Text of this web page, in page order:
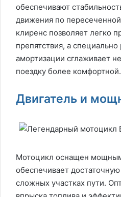
обеспечивают
движения по
клиренс позволяет легко
препятствия, а
амортизации сглаживает
поездку более комфортной.
Двигатель и
Мотоцикл оснащен
обеспечивает
сложных участках пути.